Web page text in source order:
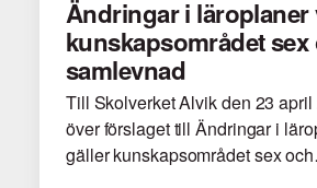
Ändringar i läroplaner
kunskapsområdet sex
samlevnad
Till Skolverket Alvik den 23
över förslaget till Ändringar i
gäller kunskapsområdet sex